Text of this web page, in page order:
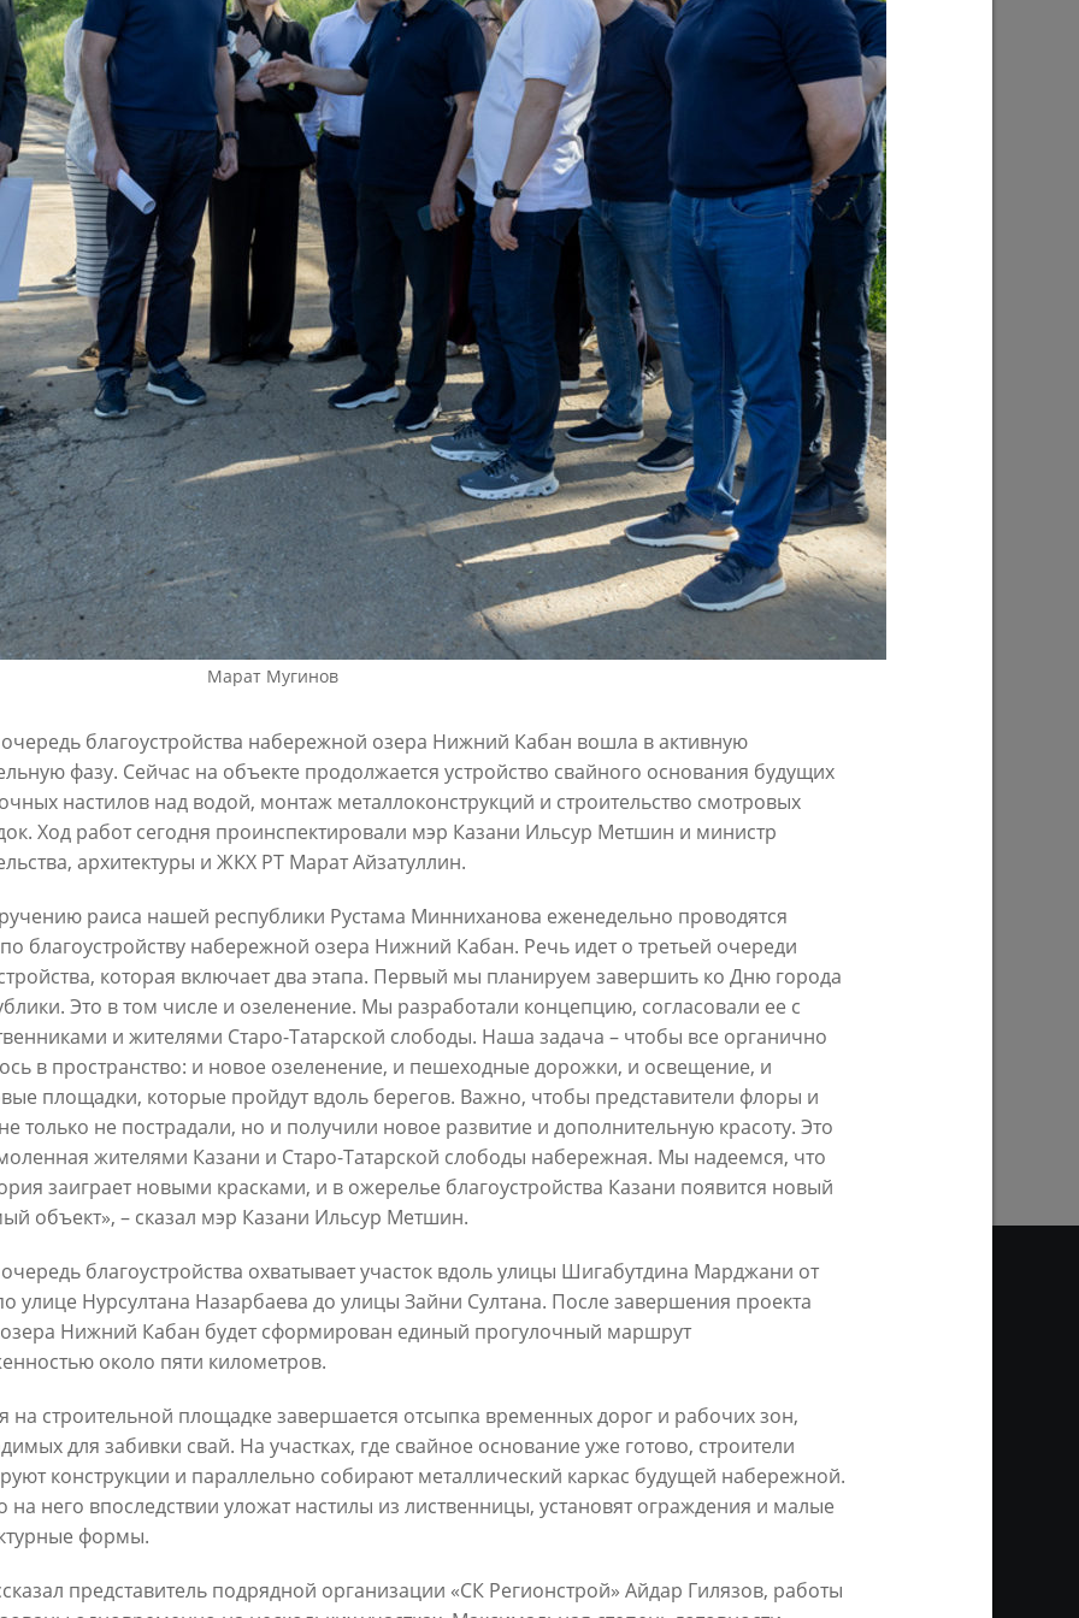
«Мы начали
инфраструктуру
для многодетных семей»
В Казани выбрали лучшего
общественного воспитателя 2026 года
03/08/2026
Ильсур Метшин: «Надеюсь, парковый
вандализм скоро уйдет в прошлое»
03/08/2026
волне» в Казани выступят
Николай Расторгуев,
Филипп Киркоров
И.Метшин: «В Салават Купере
строится один из самых больших
инклюзивных центров «Доброй
Казани»»
30/07/2026
Ильсур Метшин о строительстве
Центра спорта «Физра»: «Сюда
хочется прийти после работы и
заняться спортом»
29/07/2026
«Общее количество
но до 60
много»
В Казани отремонтируют в этом году
15,6 км сетей «Водоканала»
27/07/2026
В Казани предпринимателям начнут
вторсырья
ПРЕДЫДУЩАЯ СТРАНИЦА
Марат Мугинов
благоустройства набережной озера Нижний Кабан вошла в активную
фазу. Сейчас на объекте продолжается устройство свайного основания будущих
настилов над водой, монтаж металлоконструкций и строительство смотровых
Ход работ сегодня проинспектировали мэр Казани Ильсур Метшин и министр
архитектуры и ЖКХ РТ Марат Айзатуллин.
раиса нашей республики Рустама Минниханова еженедельно проводятся
благоустройству набережной озера Нижний Кабан. Речь идет о третьей очереди
которая включает два этапа. Первый мы планируем завершить ко Дню города
Это в том числе и озеленение. Мы разработали концепцию, согласовали ее с
и жителями Старо-Татарской слободы. Наша задача – чтобы все органично
в пространство: и новое озеленение, и пешеходные дорожки, и освещение, и
площадки, которые пройдут вдоль берегов. Важно, чтобы представители флоры и
только не пострадали, но и получили новое развитие и дополнительную красоту. Это
жителями Казани и Старо-Татарской слободы набережная. Мы надеемся, что
заиграет новыми красками, и в ожерелье благоустройства Казани появится новый
объект», – сказал мэр Казани Ильсур Метшин.
благоустройства охватывает участок вдоль улицы Шигабутдина Марджани от
улице Нурсултана Назарбаева до улицы Зайни Султана. После завершения проекта
озера Нижний Кабан будет сформирован единый прогулочный маршрут
около пяти километров.
на строительной площадке завершается отсыпка временных дорог и рабочих зон,
для забивки свай. На участках, где свайное основание уже готово, строители
конструкции и параллельно собирают металлический каркас будущей набережной.
на него впоследствии уложат настилы из лиственницы, установят ограждения и малые
формы.
представитель подрядной организации «СК Регионстрой» Айдар Гилязов, работы
Официальный сайт Мэра Казани
ЛИЦА НОВОСТИ БИОГРАФИЯ ФОТО ВИДЕО
наполнение и сопровождение сайта Мэра Казани является информационное агентство «Город
сайта Мэра Казани могут быть воспроизведены в любых средствах массовой информации, на серверах
иных носителях без каких-либо ограничений по объему и срокам публикации. Условием перепечатки и
ссылка на первоисточник (в случае копирования информации портала в сети Интернет - интерактивная
согласия на перепечатку со стороны информационного агентства «Город Казань KZN.RU» и пресс-службы
Мэрии Казани не требуется.
МЭРИЯ КАЗАНИ ИНТЕРНЕТ-ПРИЕМНАЯ